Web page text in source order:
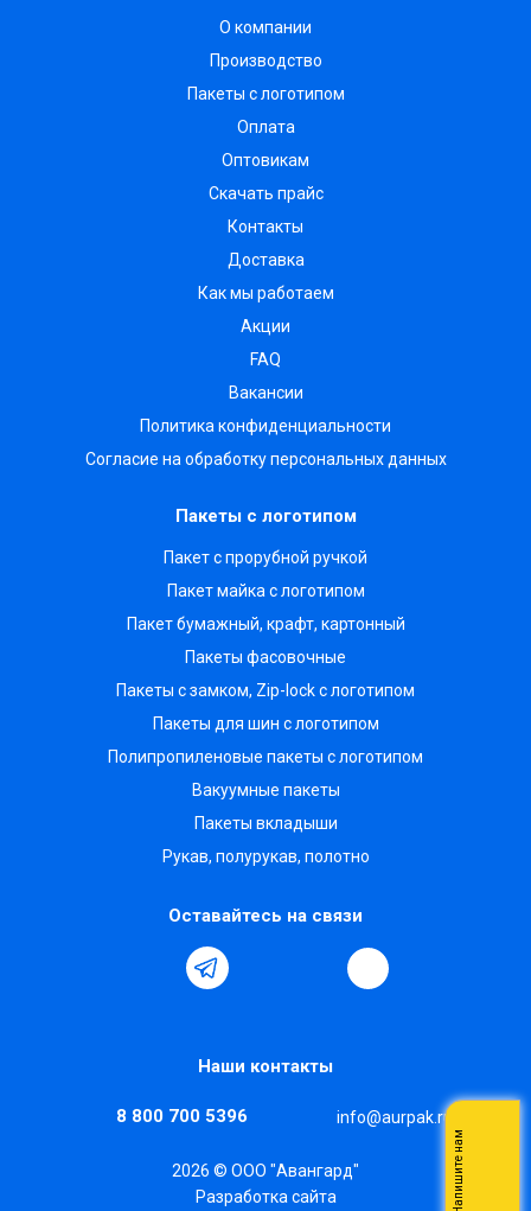
О компании
Производство
Пакеты с логотипом
Оплата
Оптовикам
Скачать прайс
Контакты
Доставка
Как мы работаем
Акции
FAQ
Вакансии
Политика конфиденциальности
Согласие на обработку персональных данных
Пакеты с логотипом
Пакет с прорубной ручкой
Пакет майка с логотипом
Пакет бумажный, крафт, картонный
Пакеты фасовочные
Пакеты с замком, Zip-lock с логотипом
Пакеты для шин с логотипом
Полипропиленовые пакеты с логотипом
Вакуумные пакеты
Пакеты вкладыши
Рукав, полурукав, полотно
Оставайтесь на связи
Наши контакты
8 800 700 5396 info@aurpak.ru
2026 © ООО "Авангард"
Разработка сайта
Напишите нам